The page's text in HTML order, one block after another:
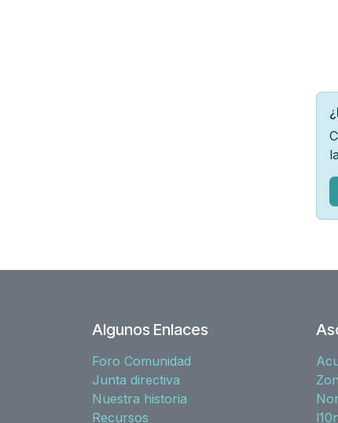
Algunos Enlaces
Foro Comunidad
Junta directiva
Nuestra historia
Recursos